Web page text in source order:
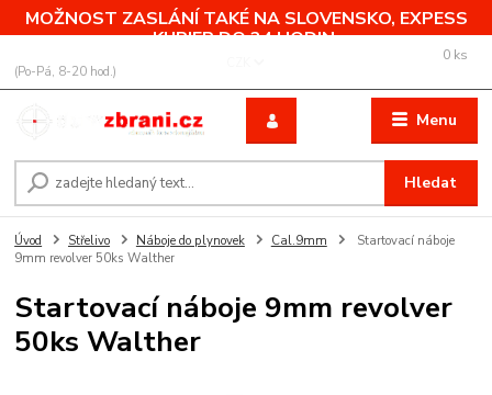
MOŽNOST ZASLÁNÍ TAKÉ NA SLOVENSKO, EXPESS
KURIER DO 24 HODIN.
Menu
Hledat
(Po-Pá, 8-20 hod.)
0 ks
Úvod Střelivo Náboje do plynovek Cal.9mm
Startovací náboje
9mm revolver 50ks Walther
Startovací náboje 9mm revolver
50ks Walther